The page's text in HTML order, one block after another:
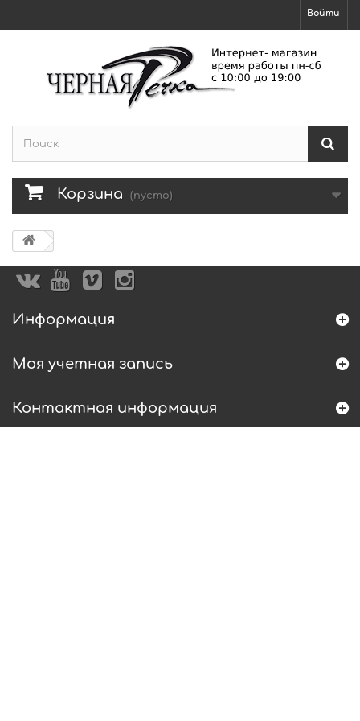
Войти
Корзина (пусто)
Информация
Моя учетная запись
Контактная информация